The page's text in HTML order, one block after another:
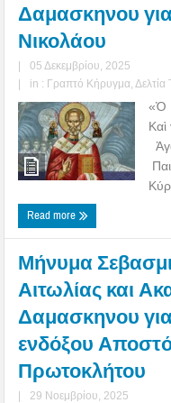
Δαμασκηνου
Νικολάου
|
05 Δεκεμβρίου, 2025
|
in : Γραπτό Κήρυγμα
«Ὁ
Καὶ
Read more
Μήνυμα
Αιτωλίας και
Δαμασκηνου
ενδόξου
Πρωτοκλήτου
|
29 Νοεμβρίου, 2025